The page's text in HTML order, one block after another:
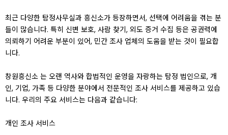
최근 다양한 탐정사무실과 흥신소가 등장하면서, 선택에 어려움을 겪는 분
들이 많습니다. 특히 신변 보호, 사람 찾기, 외도 증거 수집 등은 공권력에
의뢰하기 어려운 부분이 있어, 민간 조사 업체의 도움을 받는 것이 필요합
니다.
창원흥신소 는 오랜 역사와 합법적인 운영을 자랑하는 탐정 법인으로, 개
인, 기업, 가족 등 다양한 분야에서 전문적인 조사 서비스를 제공하고 있습
니다. 우리의 주요 서비스는 다음과 같습니다:
개인 조사 서비스